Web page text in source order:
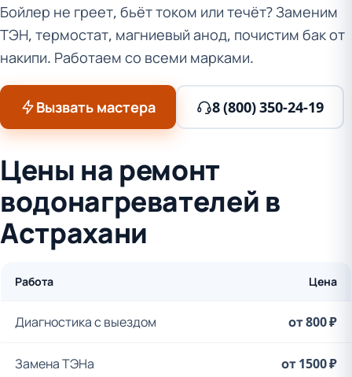
Бойлер не греет, бьёт током или течёт? Заменим
ТЭН, термостат, магниевый анод, почистим бак от
накипи. Работаем со всеми марками.
Вызвать мастера 8 (800) 350-24-19
Цены на ремонт
водонагревателей в
Астрахани
Работа Цена
Диагностика с выездом от 800 ₽
Замена ТЭНа от 1500 ₽